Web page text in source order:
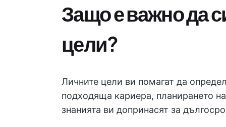
Защо е важно да
цели?
Личните цели ви помагат да
подходяща кариера, планирането
знанията ви допринасят за